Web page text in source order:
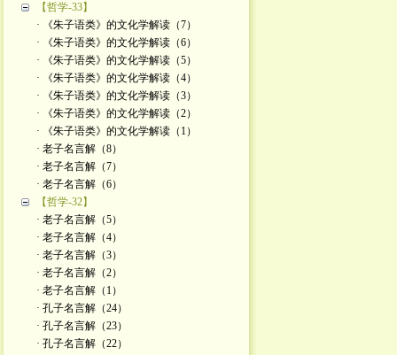
【哲学-33】
· 《朱子语类》的文化学解读（7）
· 《朱子语类》的文化学解读（6）
· 《朱子语类》的文化学解读（5）
· 《朱子语类》的文化学解读（4）
· 《朱子语类》的文化学解读（3）
· 《朱子语类》的文化学解读（2）
· 《朱子语类》的文化学解读（1）
· 老子名言解（8）
· 老子名言解（7）
· 老子名言解（6）
【哲学-32】
· 老子名言解（5）
· 老子名言解（4）
· 老子名言解（3）
· 老子名言解（2）
· 老子名言解（1）
· 孔子名言解（24）
· 孔子名言解（23）
· 孔子名言解（22）